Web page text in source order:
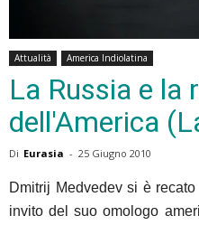
Attualità America Indiolatina
La Russia e la
dell'America
Di Eurasia - 25 Giugno 2010
Dmitrij Medvedev si è
invito del suo omologo